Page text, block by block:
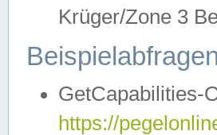
Krüger/Zone 3
GetCapabilities-
https://